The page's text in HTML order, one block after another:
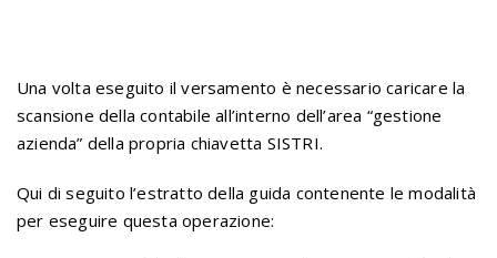
Una volta eseguito il versamento è necessario caricare la
scansione della contabile all’interno dell’area “gestione
azienda” della propria chiavetta SISTRI.
Qui di seguito l’estratto della guida contenente le modalità
per eseguire questa operazione: